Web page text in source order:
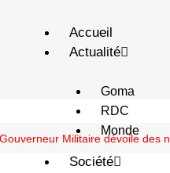
Accueil
Actualité
Goma
RDC
Monde
Société
Militaire dévoile des